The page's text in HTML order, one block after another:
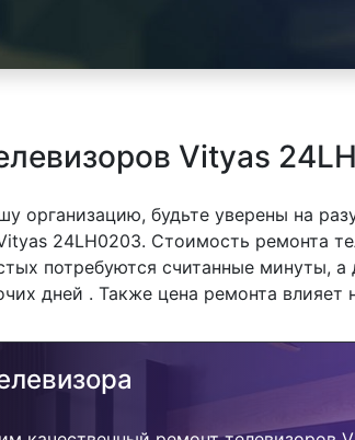
Vityas
организацию, будьте уверены на
24LH0203. Стоимость ремонта
потребуются считанные минуты,
дней . Также цена ремонта